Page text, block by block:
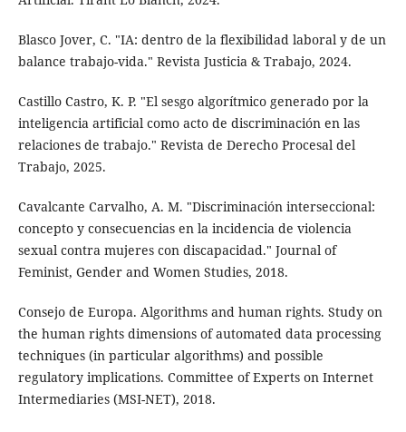
Blasco Jover, C. "IA: dentro de la flexibilidad laboral y de un
balance trabajo-vida." Revista Justicia & Trabajo, 2024.
Castillo Castro, K. P. "El sesgo algorítmico generado por la
inteligencia artificial como acto de discriminación en las
relaciones de trabajo." Revista de Derecho Procesal del
Trabajo, 2025.
Cavalcante Carvalho, A. M. "Discriminación interseccional:
concepto y consecuencias en la incidencia de violencia
sexual contra mujeres con discapacidad." Journal of
Feminist, Gender and Women Studies, 2018.
Consejo de Europa. Algorithms and human rights. Study on
the human rights dimensions of automated data processing
techniques (in particular algorithms) and possible
regulatory implications. Committee of Experts on Internet
Intermediaries (MSI-NET), 2018.